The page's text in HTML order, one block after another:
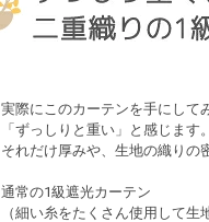
実際にこのカーテンを手にして
「ずっしりと重い」と感じます。
それだけ厚みや、生地の織りの
通常の1級遮光カーテン
（細い糸をたくさん使用して生